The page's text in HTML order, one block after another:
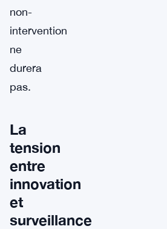
non-
intervention
ne
durera
pas.
La
tension
entre
innovation
et
surveillance